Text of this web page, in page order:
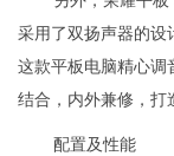
采用了双扬声器的设
这款平板电脑精心调
结合，内外兼修，打
配置及性能